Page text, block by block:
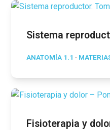
Sistema
ANATOMÍA 1.1 ·
Fisioterapia y